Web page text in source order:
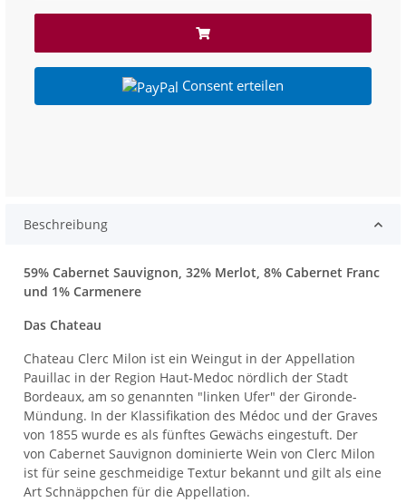
Consent erteilen
Beschreibung
59% Cabernet Sauvignon, 32% Merlot, 8% Cabernet Franc
und 1% Carmenere
Das Chateau
Chateau Clerc Milon ist ein Weingut in der Appellation
Pauillac in der Region Haut-Medoc nördlich der Stadt
Bordeaux, am so genannten "linken Ufer" der Gironde-
Mündung. In der Klassifikation des Médoc und der Graves
von 1855 wurde es als fünftes Gewächs eingestuft. Der
von Cabernet Sauvignon dominierte Wein von Clerc Milon
ist für seine geschmeidige Textur bekannt und gilt als eine
Art Schnäppchen für die Appellation.